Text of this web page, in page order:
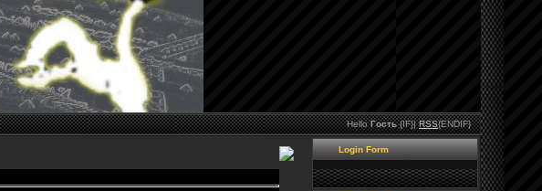
HelloГость{IF}|RSS{ENDIF}
Login Form